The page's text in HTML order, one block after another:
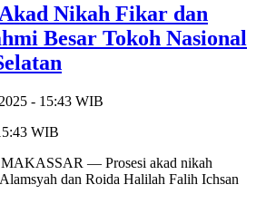
Nikah Fikar dan
Besar Tokoh Nasional
- 15:43 WIB
WIB
— Prosesi akad nikah
dan Roida Halilah Falih Ichsan